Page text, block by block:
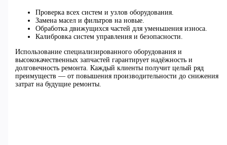
Проверка всех систем и узлов оборудования.
Замена масел и фильтров на новые.
Обработка движущихся частей для уменьшения износа.
Калибровка систем управления и безопасности.
Использование специализированного оборудования и
высококачественных запчастей гарантирует надёжность и
долговечность ремонта. Каждый клиенты получит целый ряд
преимуществ — от повышения производительности до снижения
затрат на будущие ремонты.